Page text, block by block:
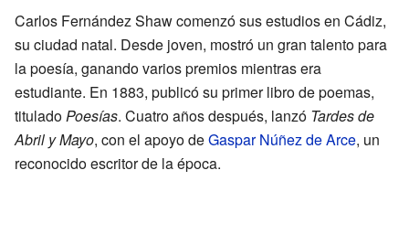
Carlos Fernández Shaw comenzó sus estudios en Cádiz,
su ciudad natal. Desde joven, mostró un gran talento para
la poesía, ganando varios premios mientras era
estudiante. En 1883, publicó su primer libro de poemas,
tituladoPoesías. Cuatro años después, lanzó Tardes de
Abril y Mayo, con el apoyo deGaspar Núñez de Arce, un
reconocido escritor de la época.